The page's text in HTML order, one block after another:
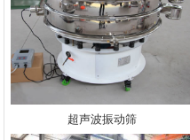
超声波振动筛